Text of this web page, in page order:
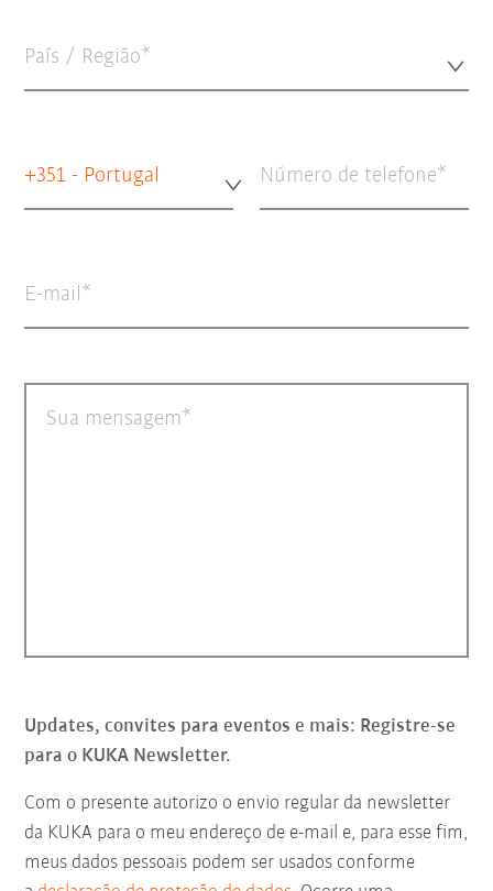
País / Região*
+351 - Portugal Número de telefone
E-mail
Sua mensagem
Updates, convites para eventos e mais: Registre-se
para o KUKA Newsletter.
Com o presente autorizo o envio regular da newsletter
da KUKA para o meu endereço de e-mail e, para esse fim,
meus dados pessoais podem ser usados conforme